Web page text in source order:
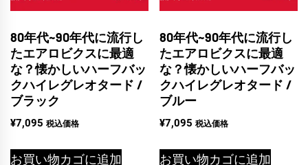
80年代~90年代に流行し
たエアロビクスに最適
な？懐かしいハーフバッ
クハイレグレオタード /
ブラック
¥7,095 税込価格
お買い物カゴに追加
80年代~90年代に流行し
たエアロビクスに最適
な？懐かしいハーフバッ
クハイレグレオタード /
ブルー
¥7,095 税込価格
お買い物カゴに追加